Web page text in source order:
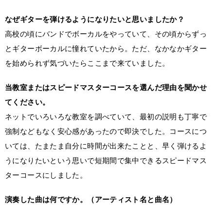
なぜギターを弾けるようになりたいと思いましたか？
高校の頃にバンドでボーカルをやっていて、その頃からずっ
とギターボーカルに憧れていたから。ただ、なかなかギター
を始められず気づいたらここまで来ていました。
当教室またはスピードマスターコースを選んだ理由を聞かせ
てください。
ネットでいろいろな教室を調べていて、最初の説明も丁寧で
強制などもなく安心感があったので即決でした。コースにつ
いては、たまたま自分に時間が出来たことと、早く弾けるよ
うになりたいという思いで短期間で集中できるスピードマス
ターコースにしました。
演奏した曲は何ですか。（アーティスト名と曲名）